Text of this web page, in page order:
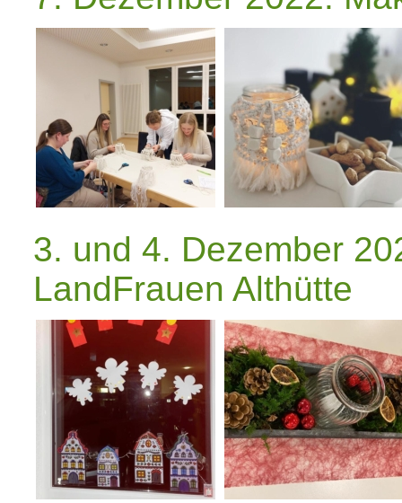
3. und 4. Dezember
LandFrauen Althütte